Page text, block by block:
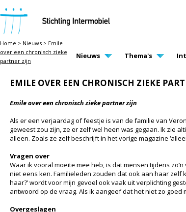
STICHTING INTERMOBIEL
MAIN PAGE NAVIGATION
Nieuws Thema's
Home > Nieuws > Emile
over een chronisch zieke
partner zijn
EMILE OVER EEN CHRONISCH ZIEKE
Emile over een chronisch zieke partner zijn
Als er een verjaardag of feestje is van de familie van
geweest zou zijn, ze er zelf wel heen was gegaan. Ik zie
alleen. Zoals ze zelf beschrijft in het vorige magazine
Vragen over
Waar ik vooral moeite mee heb, is dat mensen tijdens
niet eens ken. Familieleden zouden dat ook aan haar zelf
haar?’ wordt voor mijn gevoel ook vaak uit verplichting
antwoord op de vraag. Als ik aangeef dat het niet zo
Overgeslagen